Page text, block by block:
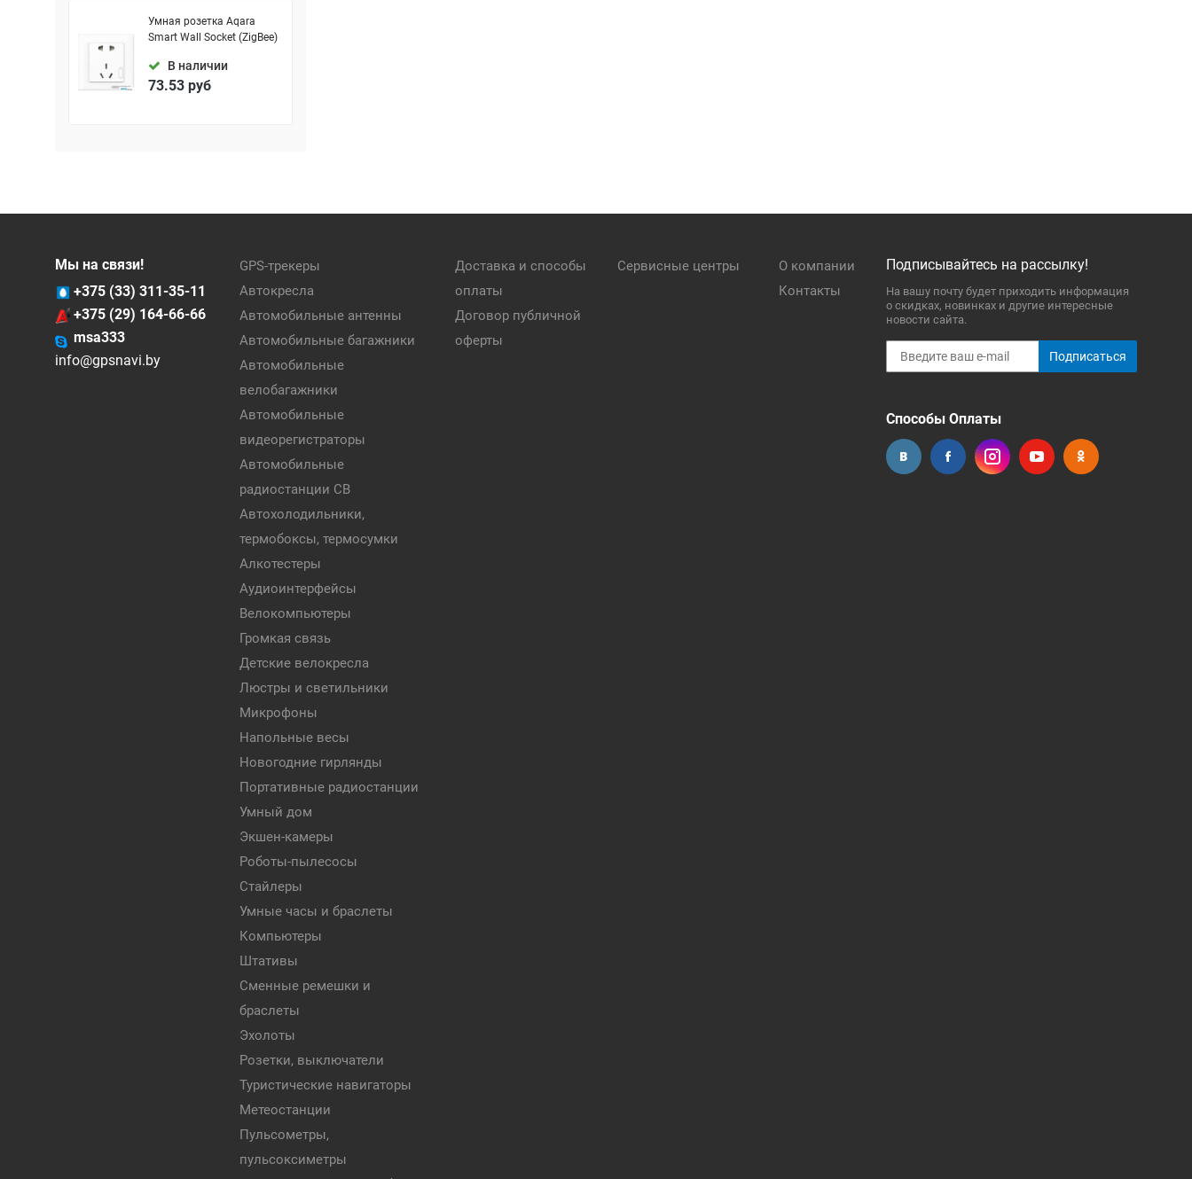
Умная розетка Aqara
Smart Wall Socket (ZigBee)
В наличии
73.53 руб
Мы на связи!
+375 (33) 311-35-11
+375 (29) 164-66-66
msa333
info@gpsnavi.by
GPS-трекеры
Автокресла
Автомобильные антенны
Автомобильные багажники
Автомобильные
велобагажники
Автомобильные
видеорегистраторы
Автомобильные
радиостанции CB
Автохолодильники,
термобоксы, термосумки
Алкотестеры
Аудиоинтерфейсы
Велокомпьютеры
Громкая связь
Детские велокресла
Люстры и светильники
Микрофоны
Напольные весы
Новогодние гирлянды
Портативные радиостанции
Умный дом
Экшен-камеры
Роботы-пылесосы
Стайлеры
Умные часы и браслеты
Компьютеры
Штативы
Сменные ремешки и
браслеты
Эхолоты
Розетки, выключатели
Туристические навигаторы
Метеостанции
Пульсометры,
пульсоксиметры
Доставка и способы
оплаты
Договор публичной
оферты
Сервисные центры
О компании
Контакты
Подписывайтесь на рассылку!
На вашу почту будет приходить информация
о скидках, новинках и другие интересные
новости сайта.
Подписаться
Способы Оплаты